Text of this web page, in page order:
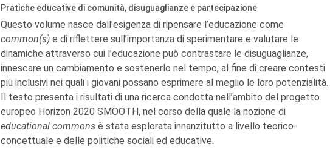
Pratiche educative di comunità, disuguaglianze e partecipazione
Questo volume nasce dall’esigenza di ripensare l’educazione come
common(s) e di riflettere sull’importanza di sperimentare e valutare le
dinamiche attraverso cui l’educazione può contrastare le disuguaglianze,
innescare un cambiamento e sostenerlo nel tempo, al fine di creare contesti
più inclusivi nei quali i giovani possano esprimere al meglio le loro potenzialità.
Il testo presenta i risultati di una ricerca condotta nell’ambito del progetto
europeo Horizon 2020 SMOOTH, nel corso della quale la nozione di
educational commons è stata esplorata innanzitutto a livello teorico-
concettuale e delle politiche sociali ed educative.